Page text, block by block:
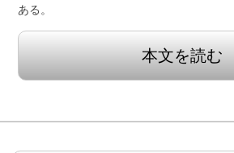
ある。
本文を読む